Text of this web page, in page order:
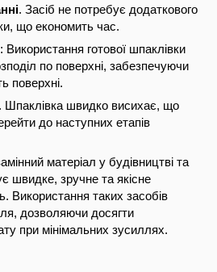
. Засіб не потребує додаткового
що економить час.
: Використання готової шпаклівки
по поверхні, забезпечуючи
поверхні.
. Шпаклівка швидко висихає, що
до наступних етапів
матеріал у будівництві та
швидке, зручне та якісне
Використання таких засобів
дозволяючи досягти
при мінімальних зусиллях.